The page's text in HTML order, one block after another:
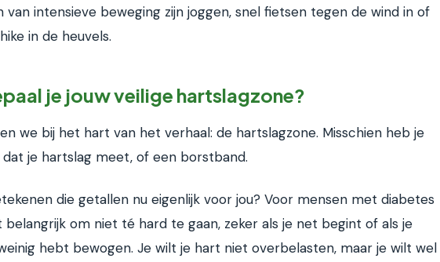
van intensieve beweging zijn joggen, snel fietsen tegen de wind in of
in de heuvels.
je jouw veilige hartslagzone?
we bij het hart van het verhaal: de hartslagzone. Misschien heb je
je hartslag meet, of een borstband.
die getallen nu eigenlijk voor jou? Voor mensen met diabetes
belangrijk om niet té hard te gaan, zeker als je net begint of als je
hebt bewogen. Je wilt je hart niet overbelasten, maar je wilt wel